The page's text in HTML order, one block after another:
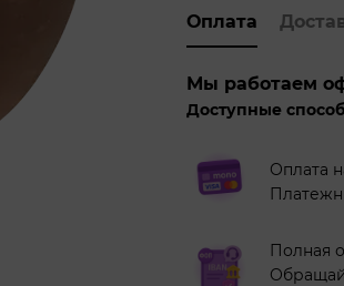
Оплата
Мы работаем
Доступные
Оплата
Полная